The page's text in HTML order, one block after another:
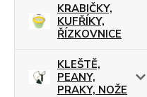
KRABIČKY,
KUFŘÍKY,
ŘÍZKOVNICE
KLEŠTĚ,
PEANY,
PRAKY, NOŽE